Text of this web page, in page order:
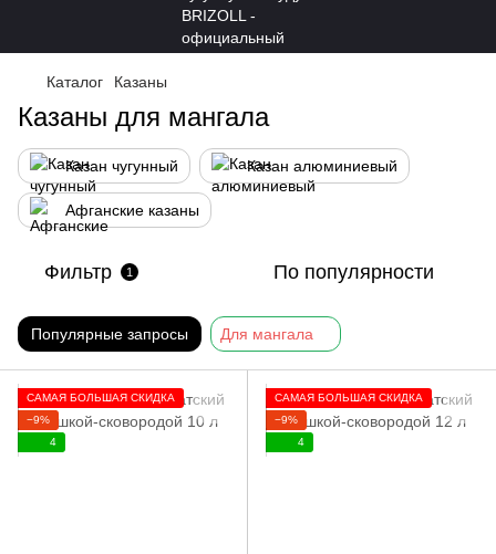
Каталог Казаны
Казаны для мангала
Казан чугунный Казан алюминиевый
Афганские казаны
Фильтр 1 По популярности
Популярные запросы Для мангала
САМАЯ БОЛЬШАЯ СКИДКА
−9%
4
САМАЯ БОЛЬШАЯ СКИДКА
−9%
4